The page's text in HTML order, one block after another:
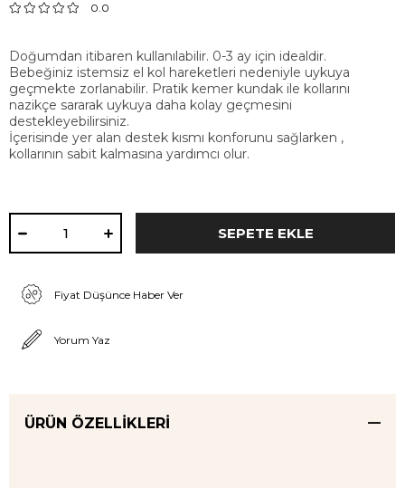
0.0
Doğumdan itibaren kullanılabilir. 0-3 ay için idealdir.
Bebeğiniz istemsiz el kol hareketleri nedeniyle uykuya
geçmekte zorlanabilir. Pratik kemer kundak ile kollarını
nazikçe sararak uykuya daha kolay geçmesini
destekleyebilirsiniz.
İçerisinde yer alan destek kısmı konforunu sağlarken ,
kollarının sabit kalmasına yardımcı olur.
Fiyat Düşünce Haber Ver
Yorum Yaz
ÜRÜN ÖZELLIKLERI